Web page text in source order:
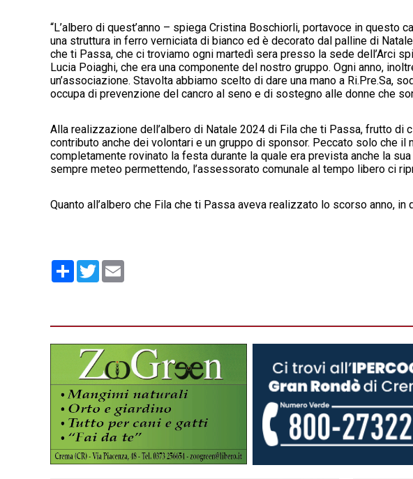
“L’albero di quest’anno – spiega Cristina Boschiorli, portavoce in questo
una struttura in ferro verniciata di bianco ed è decorato dal palline di
che ti Passa, che ci troviamo ogni martedì sera presso la sede dell’Arci
Lucia Poiaghi, che era una componente del nostro gruppo. Ogni anno,
un’associazione. Stavolta abbiamo scelto di dare una mano a Ri.Pre.Sa,
occupa di prevenzione del cancro al seno e di sostegno alle donne che
Alla realizzazione dell’albero di Natale 2024 di Fila che ti Passa, frutto di
contributo anche dei volontari e un gruppo di sponsor. Peccato solo che il
completamente rovinato la festa durante la quale era prevista anche la
sempre meteo permettendo, l’assessorato comunale al tempo libero ci
Quanto all’albero che Fila che ti Passa aveva realizzato lo scorso anno,
Condividi
Twitter